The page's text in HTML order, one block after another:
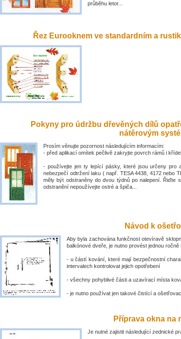
průběhu letor...
Řez Eurooknem ve standardním a
Pokyny pro údržbu dřevěných dílů
nátěrovým
Prosím věnujte pozornost následujícím informacím:
- před aplikací omítek pečlivě zakryjte povrch rámů i křídel
- používejte jen ty lepící pásky, které jsou určeny pro
nebezpečí odtržení laku ( např. TESA 4438, 4172 nebo
měly být odstraněny do dvou týdnů po nalepení. Řiďte
odstranění nepoužívejte ostré a špiča...
Návod k
Aby byla zachována funkčnost otevíravě
balkónové dveře, je nutno provést jednou ročně
- u částí kování, které mají bezpečnostní
intervalech kontrolovat jejich opotřebení
- všechny pohyblivé části a uzavírací místa
- je nutno používat jen takové čistící a
Příprava okna na
Je nutné zajistit následující zednické